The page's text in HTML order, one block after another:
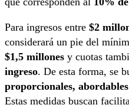
Para ingresos entre $2
considerará un pie del
$1,5 millones y cuotas
ingreso. De esta forma, se
proporcionales,
Estas medidas buscan